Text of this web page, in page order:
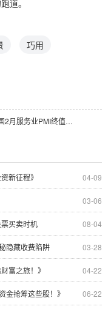
道。
巧用
美国2月服务业PMI终值低于预期，线上实盘配资如何看待市场波动？
04-09
新征程》
03-06
08-04
买卖时机
03-28
隐藏收费陷阱
04-22
富之旅！》
06-22
金抢筹这些股！》